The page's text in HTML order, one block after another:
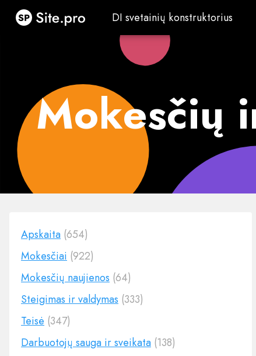
Site.pro DI svetainių konstruktorius
DI svetainių konstruktorius
Mokesčių
Apskaita (654)
Mokesčiai (922)
Mokesčių naujienos (64)
Steigimas ir valdymas (333)
Teisė (347)
Darbuotojų sauga ir sveikata (138)